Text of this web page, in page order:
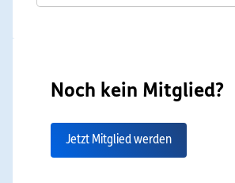
Noch kein Mitglied?
Jetzt Mitglied werden